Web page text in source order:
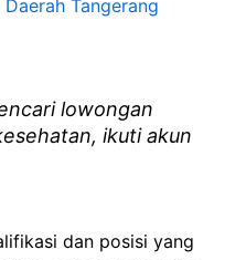
Tangerang
lowongan
ikuti akun
dan posisi yang